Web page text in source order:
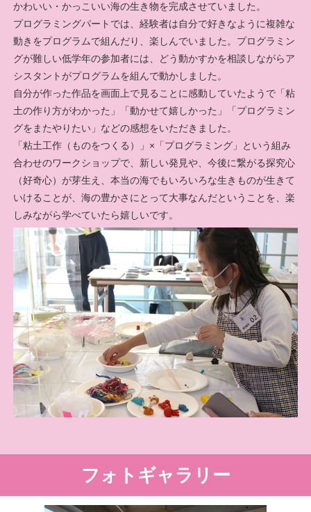
かわいい・かっこいい海の生き物を完成させていました。
プログラミングパートでは、経験者は自分で好きなように複雑な
動きをプログラムで組んだり、楽しんでいました。プログラミン
グが難しい低学年の参加者には、どう動かすかを相談しながらア
シスタントがプログラムを組んで動かしました。
自分が作った作品を画面上で見ることに感動していたようで「粘
土の作り方がわかった」「動かせて嬉しかった」「プログラミン
グをまたやりたい」などの感想をいただきました。
「粘土工作（ものをつくる）」×「プログラミング」という組み
合わせのワークショップで、新しい発見や、今後に繋がる探究心
（好奇心）が芽生え、本当の海でもいろいろな生きものが生きて
いけることが、海の豊かさにとって大事なんだということを、楽
しみながら学べていたら嬉しいです。
フォトギャラリー